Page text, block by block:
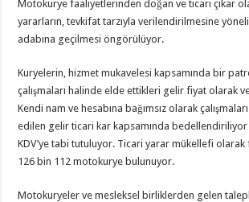
Motokurye faaliyetlerinden doğan ve ticari çıkar
yararların, tevkifat tarzıyla verilendirilmesine
adabına geçilmesi öngörülüyor.
Kuryelerin, hizmet mukavelesi kapsamında bir
çalışmaları halinde elde ettikleri gelir fiyat olarak
Kendi nam ve hesabına bağımsız olarak
edilen gelir ticari kar kapsamında
KDV’ye tabi tutuluyor. Ticari yarar mükellefi
126 bin 112 motokurye bulunuyor.
Motokuryeler ve mesleksel birliklerden gelen